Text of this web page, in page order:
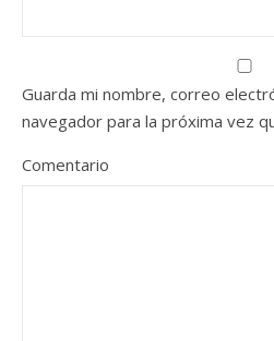
Guarda mi nombre, correo
navegador para la próxima vez
Comentario